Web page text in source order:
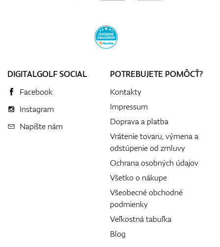
DIGITALGOLF SOCIAL
Facebook
Instagram
Napíšte nám
POTREBUJETE POMÔCŤ?
Kontakty
Impressum
Doprava a platba
Vrátenie tovaru, výmena a
odstúpenie od zmluvy
Ochrana osobných údajov
Všetko o nákupe
Všeobecné obchodné
podmienky
Veľkostná tabuľka
Blog